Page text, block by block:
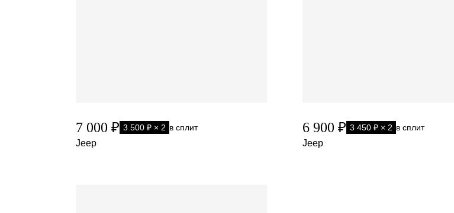
7 000 ₽ 3 500 ₽ × 2 в сплит
Jeep
6 900 ₽ 3 450 ₽ × 2 в сплит
Jeep